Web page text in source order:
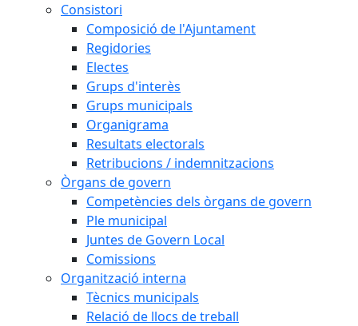
Consistori
Composició de l'Ajuntament
Regidories
Electes
Grups d'interès
Grups municipals
Organigrama
Resultats electorals
Retribucions / indemnitzacions
Òrgans de govern
Competències dels òrgans de govern
Ple municipal
Juntes de Govern Local
Comissions
Organització interna
Tècnics municipals
Relació de llocs de treball